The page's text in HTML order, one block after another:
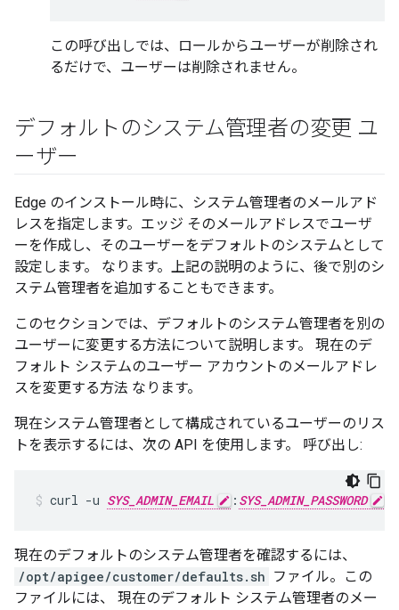
この呼び出しでは、ロールからユーザーが削除され
るだけで、ユーザーは削除されません。
デフォルトのシステム管理者の変更 ユ
ーザー
Edge のインストール時に、システム管理者のメールアド
レスを指定します。エッジ そのメールアドレスでユーザ
ーを作成し、そのユーザーをデフォルトのシステムとして
設定します。 なります。上記の説明のように、後で別のシ
ステム管理者を追加することもできます。
このセクションでは、デフォルトのシステム管理者を別の
ユーザーに変更する方法について説明します。 現在のデ
フォルト システムのユーザー アカウントのメールアドレ
スを変更する方法 なります。
現在システム管理者として構成されているユーザーのリス
トを表示するには、次の API を使用します。 呼び出し:
curl -u SYS_ADMIN_EMAIL : SYS_ADMIN_PASSWORD
現在のデフォルトのシステム管理者を確認するには、
/opt/apigee/customer/defaults.sh ファイル。この
ファイルには、 現在のデフォルト システム管理者のメー